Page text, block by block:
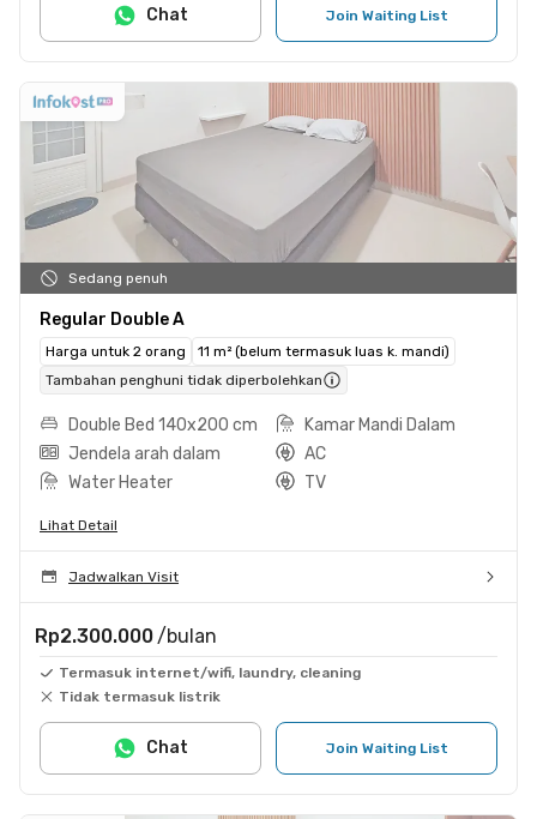
Join Waiting List
Chat
Sedang penuh
Regular Double A
Harga untuk 2 orang
11 m² (belum termasuk luas k. mandi)
Tambahan penghuni tidak diperbolehkan
Double Bed 140x200 cm
Kamar Mandi Dalam
Jendela arah dalam
AC
Water Heater
TV
Lihat Detail
Jadwalkan Visit
Rp2.300.000 /bulan
Termasuk internet/wifi, laundry, cleaning
Tidak termasuk listrik
Join Waiting List
Chat